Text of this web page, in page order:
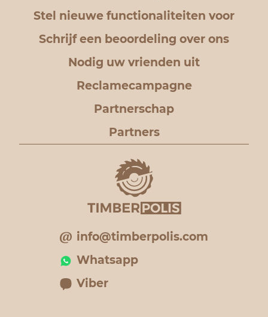
Stel nieuwe functionaliteiten voor
Schrijf een beoordeling over ons
Nodig uw vrienden uit
Reclamecampagne
Partnerschap
Partners
info@timberpolis.com
Whatsapp
Viber